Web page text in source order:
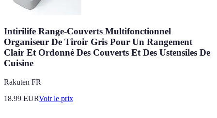
Intirilife Range-Couverts Multifonctionnel
Organiseur De Tiroir Gris Pour Un Rangement
Clair Et Ordonné Des Couverts Et Des Ustensiles De
Cuisine
Rakuten FR
18.99 EURVoir le prix